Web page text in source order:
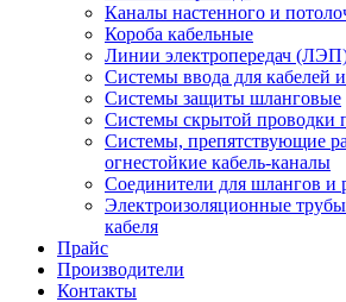
Каналы настенного и
Короба кабельные
Линии электропередач
Системы ввода для кабелей
Системы защиты шланговые
Системы скрытой проводки
Системы, препятствующие
огнестойкие кабель-каналы
Соединители для шлангов и
Электроизоляционные
кабеля
Прайс
Производители
Контакты